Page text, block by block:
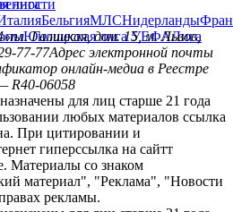
лига
БельгияМЛСНидерланды
Юношеская лига УЕФАЛига
пл. Галицкая, дом. 15, м. Львов,
77-77Адрес электронной почты
онлайн-медиа в Реестре
R40-06058
для лиц старше 21 года
любых материалов ссылка
При цитировании и
гиперссылка на сайтт
Материалы со знаком
материал", "Реклама", "Новости
рекламы.